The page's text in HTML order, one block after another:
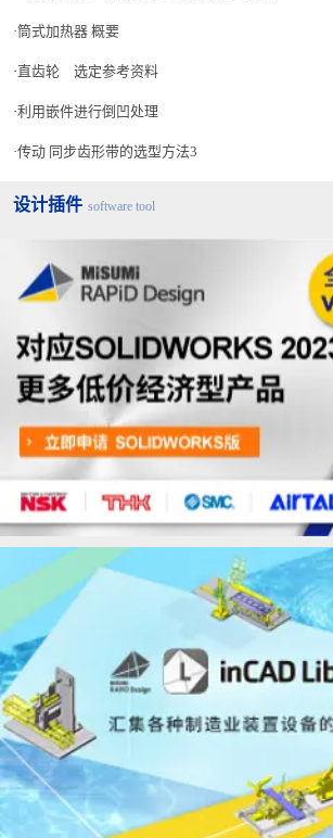
筒式加热器 概要
直齿轮 选定参考资料
利用嵌件进行倒凹处理
传动 同步齿形带的选型方法3
设计插件 software tool